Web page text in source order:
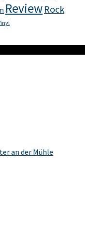
Review Rock
an der Mühle